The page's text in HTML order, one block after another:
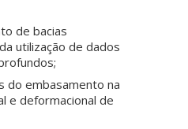
de bacias
utilização de dados
do embasamento na
e deformacional de